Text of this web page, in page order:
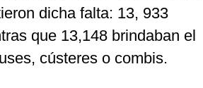
dicha falta: 13, 933
que 13,148 brindaban el
cústeres o combis.